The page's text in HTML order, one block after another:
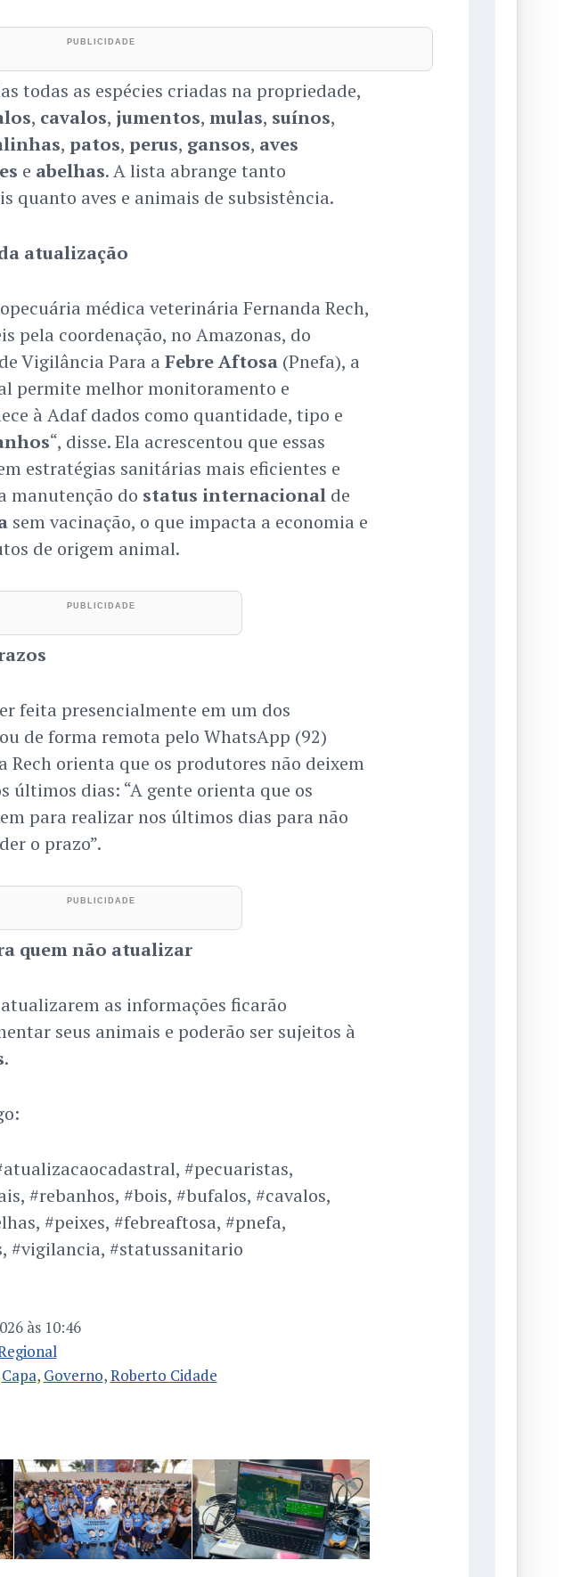
todas as espécies criadas na propriedade,
, cavalos, jumentos, mulas, suínos,
, patos, perus, gansos, aves
e abelhas. A lista abrange tanto
quanto aves e animais de subsistência.
atualização
médica veterinária Fernanda Rech,
pela coordenação, no Amazonas, do
Vigilância Para a Febre Aftosa(Pnefa), a
permite melhor monitoramento e
à Adaf dados como quantidade, tipo e
“, disse. Ela acrescentou que essas
estratégias sanitárias mais eficientes e
manutenção do status internacionalde
sem vacinação, o que impacta a economia e
de origem animal.
feita presencialmente em um dos
de forma remota pelo WhatsApp (92)
Rech orienta que os produtores não deixem
últimos dias: “A gente orienta que os
para realizar nos últimos dias para não
o prazo”.
quem não atualizar
as informações ficarão
seus animais e poderão ser sujeitos à
.
#pecuaristas,
#rebanhos, #bois, #bufalos, #cavalos,
#peixes, #febreaftosa, #pnefa,
#vigilancia, #statussanitario
às 10:46
Capa, Governo,Roberto Cidade